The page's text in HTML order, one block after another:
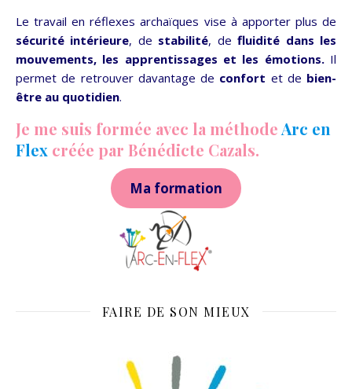
Le travail en réflexes archaïques vise à apporter plus de
sécurité intérieure, de stabilité, defluidité dans les
mouvements, les apprentissages et les émotions.Il
permet de retrouver davantage de confort et de bien-
être au quotidien.
Je me suis formée avec la méthodeArc en
Flex créée par Bénédicte Cazals.
Ma formation
FAIRE DE SON MIEUX